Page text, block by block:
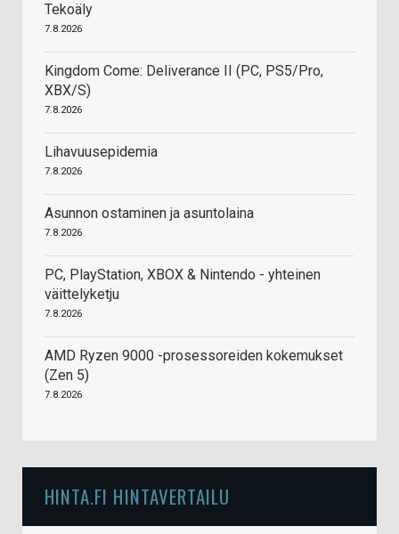
Tekoäly
7.8.2026
Kingdom Come: Deliverance II (PC, PS5/Pro,
XBX/S)
7.8.2026
Lihavuusepidemia
7.8.2026
Asunnon ostaminen ja asuntolaina
7.8.2026
PC, PlayStation, XBOX & Nintendo - yhteinen
väittelyketju
7.8.2026
AMD Ryzen 9000 -prosessoreiden kokemukset
(Zen 5)
7.8.2026
HINTA.FI HINTAVERTAILU